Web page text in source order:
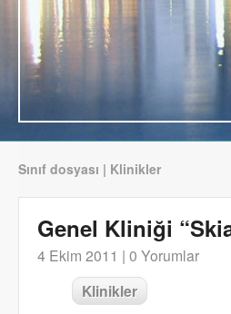
Sınıf dosyası | Klinikler
Genel Kliniği
4 Ekim 2011 | 0 Yorumlar
Klinikler